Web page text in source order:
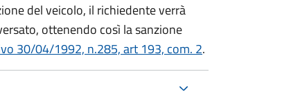
del veicolo, il richiedente verrà
ottenendo così la sanzione
30/04/1992, n.285, art 193, com. 2.